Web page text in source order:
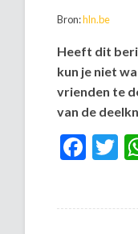
Bron:hln.be
Heeft dit
kun je niet
vrienden te
van de